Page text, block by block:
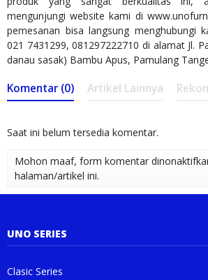
mengunjungi website kami di
pemesanan bisa langsung menghubungi
021 7431299, 081297222710 di alamat Jl.
danau sasak) Bambu Apus, Pamulang
Komentar (0) Artikel Lainnya
Saat ini belum tersedia komentar.
Mohon maaf, form komentar
halaman/artikel ini.
UNO SERIES
Clasic Series